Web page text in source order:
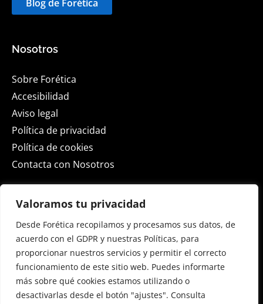
Valoramos tu privacidad
Desde Forética recopilamos y procesamos sus datos, de
acuerdo con el GDPR y nuestras Políticas, para
proporcionar nuestros servicios y permitir el correcto
funcionamiento de este sitio web. Puedes informarte
más sobre qué cookies estamos utilizando o
desactivarlas desde el botón "ajustes". Consulta
Blog de Forética
Nosotros
Sobre Forética
Accesibilidad
Aviso legal
Política de privacidad
Política de cookies
Contacta con Nosotros
Actualidad
ESG Spain 2026
Sala de Prensa
Blog
Eventos